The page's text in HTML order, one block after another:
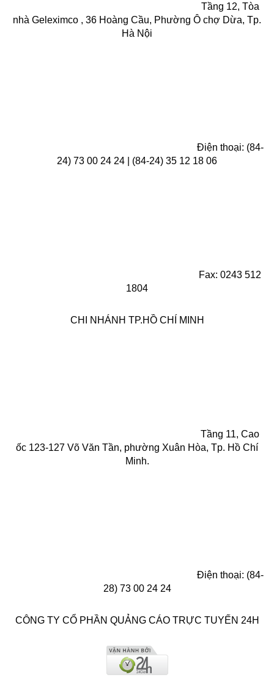
Tầng 12, Tòa
nhà Geleximco , 36 Hoàng Cầu, Phường Ô chợ Dừa, Tp.
Hà Nội
Điện thoại: (84-
24) 73 00 24 24 | (84-24) 35 12 18 06
Fax: 0243 512
1804
CHI NHÁNH TP.HỒ CHÍ MINH
Tầng 11, Cao
ốc 123-127 Võ Văn Tần, phường Xuân Hòa, Tp. Hồ Chí
Minh.
Điện thoại: (84-
28) 73 00 24 24
CÔNG TY CỔ PHẦN QUẢNG CÁO TRỰC TUYẾN 24H